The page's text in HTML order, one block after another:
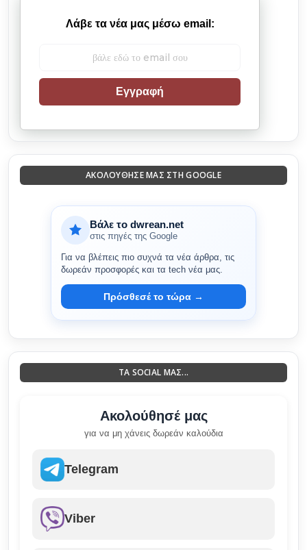
Λάβε τα νέα μας μέσω email:
Εγγραφή
ΑΚΟΛΟΎΘΗΣΈ ΜΑΣ ΣΤΗ GOOGLE
Βάλε το dwrean.net
στις πηγές της Google
Για να βλέπεις πιο συχνά τα νέα άρθρα, τις
δωρεάν προσφορές και τα tech νέα μας.
Πρόσθεσέ το τώρα →
ΤΑ SOCIAL ΜΑΣ...
Ακολούθησέ μας
για να μη χάνεις δωρεάν καλούδια
Telegram
Viber